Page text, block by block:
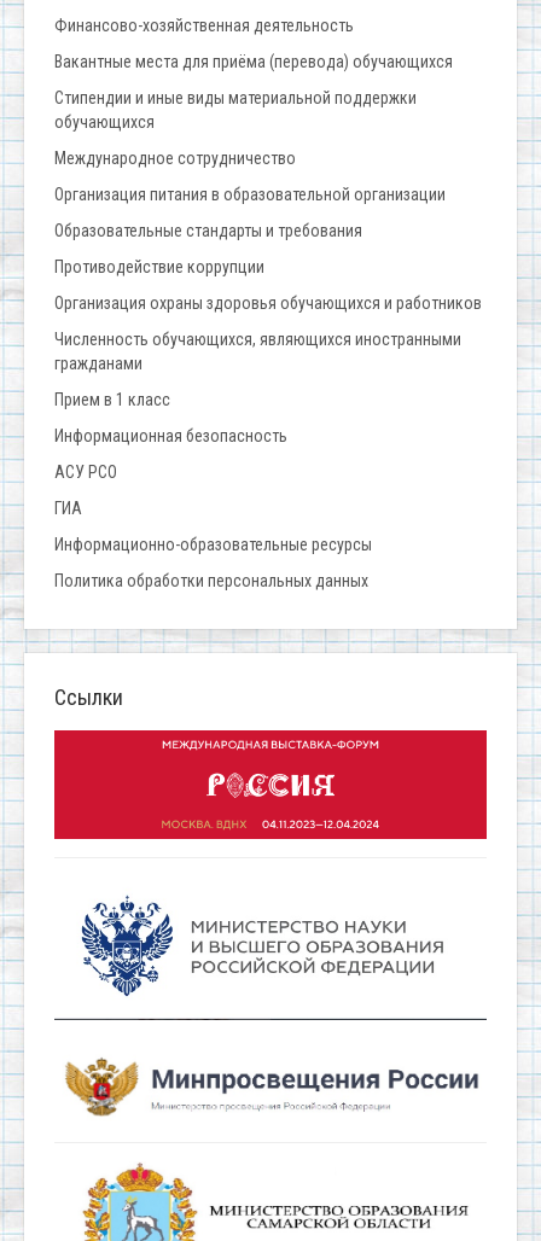
Финансово-хозяйственная деятельность
Вакантные места для приёма (перевода) обучающихся
Стипендии и иные виды материальной поддержки
обучающихся
Международное сотрудничество
Организация питания в образовательной организации
Образовательные стандарты и требования
Противодействие коррупции
Организация охраны здоровья обучающихся и работников
Численность обучающихся, являющихся иностранными
гражданами
Прием в 1 класс
Информационная безопасность
АСУ РСО
ГИА
Информационно-образовательные ресурсы
Политика обработки персональных данных
Ссылки